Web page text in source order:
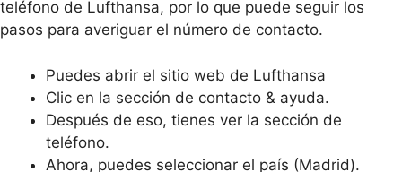
teléfono de Lufthansa, por lo que puede seguir los
pasos para averiguar el número de contacto.
Puedes abrir el sitio web de Lufthansa
Clic en la sección de contacto & ayuda.
Después de eso, tienes ver la sección de
teléfono.
Ahora, puedes seleccionar el país (Madrid).